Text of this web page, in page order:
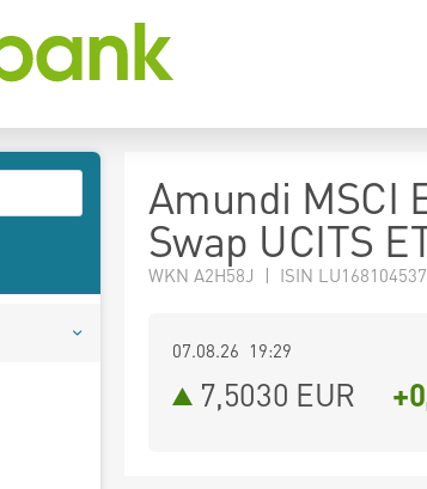
Amundi MSCI
Swap UCITS
WKN A2H58J | ISIN
07.08.26 19:29
7,5030 EUR